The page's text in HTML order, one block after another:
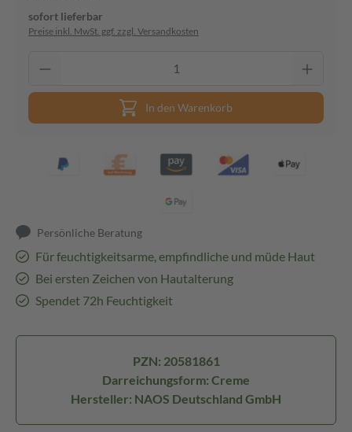
sofort lieferbar
Preise inkl. MwSt. ggf. zzgl. Versandkosten
In den Warenkorb
Persönliche Beratung
Für feuchtigkeitsarme, empfindliche und müde Haut
Bei ersten Zeichen von Hautalterung
Spendet 72h Feuchtigkeit
PZN: 20581861
Darreichungsform: Creme
Hersteller: NAOS Deutschland GmbH